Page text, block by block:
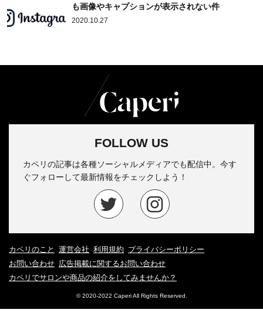
も画像やキャプションが表示されない件
2020.10.27
FOLLOW US
カペリの記事は各種ソーシャルメディアでも配信中。今す
ぐフォローして最新情報をチェックしよう！
カペリのこと 運営会社 利用規約 プライバシーポリシー
お問い合わせ 広告掲載に関するお問い合わせ
カペリでサロンや商品の紹介をしてみませんか？
© 2020-2022 Caperi All Rights Reserved.